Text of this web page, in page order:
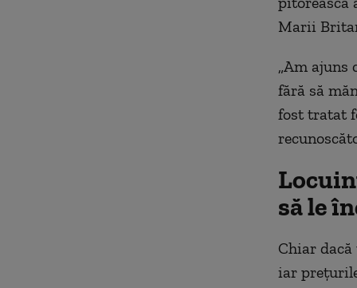
Marii
„Am ajuns
fără să
fost tratat
să le
Chiar
iar